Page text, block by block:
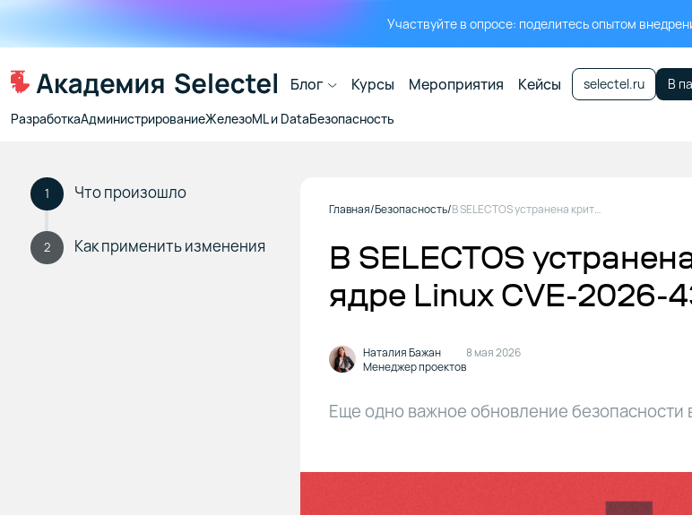
Участвуйте в опросе: поделитесь опытом
Блог Курсы Мероприятия Кейсы selectel.ru В
РазработкаАдминистрированиеЖелезоML и DataБезопасность
1 Что произошло
2 Как применить изменения
Главная Безопасность В SELECTOS устранена критическая уязвимость в ядре Linux CVE-2026-43284
В SELECTOS
ядре Linux CVE-2026-
Наталия Бажан
Менеджер проектов
8 мая 2026
Еще одно важное обновление безопасности